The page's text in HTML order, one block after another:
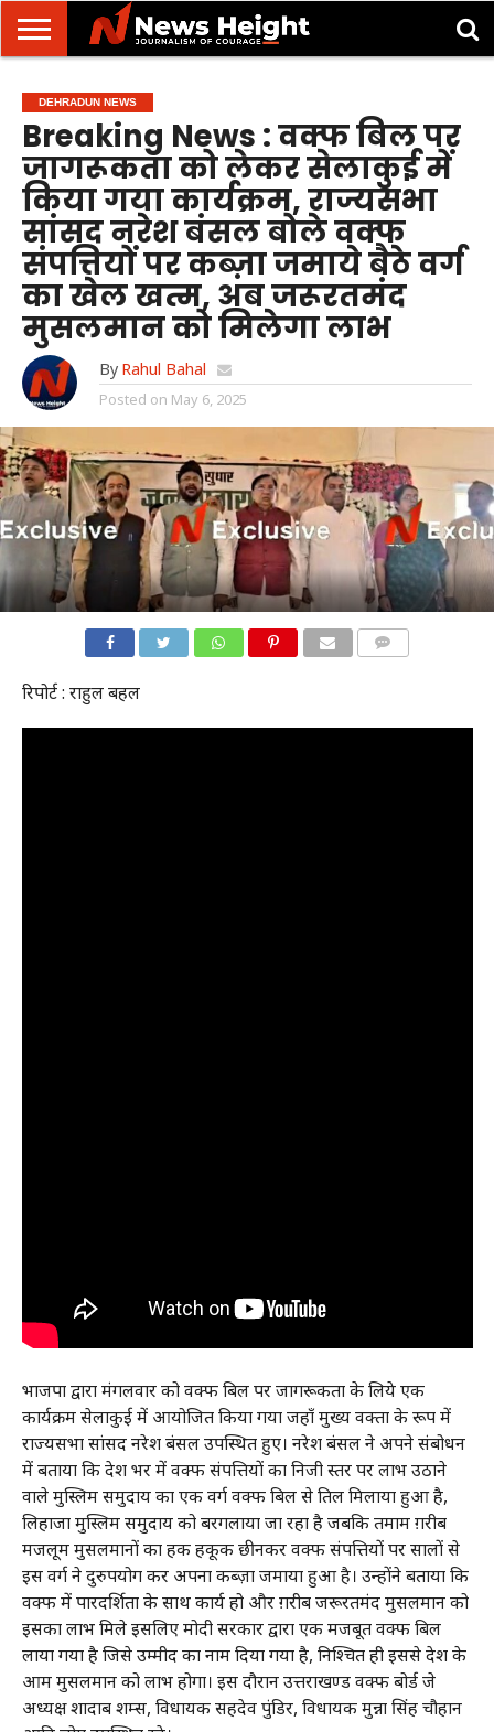
मसूरी
उत्तराखंड
उत्तरप्रदेश
राष्ट्रीय
अंतरराष्ट्रीय
क्राइम/
दुर्घटना
खेल/
मनोरंजन
ज्योतिष
शिक्षा
स्वास्थ्य
DEHRADUN NEWS
Breaking News : वक्फ बिल पर
जागरूकता को लेकर सेलाकुई में
किया गया कार्यक्रम, राज्यसभा
सांसद नरेश बंसल बोले वक्फ
संपत्तियों पर कब्ज़ा जमाये बैठे वर्ग
का खेल खत्म, अब जरूरतमंद
मुसलमान को मिलेगा लाभ
By Rahul Bahal
Posted on May 6, 2025
रिपोर्ट : राहुल बहल
भाजपा द्वारा मंगलवार को वक्फ बिल पर जागरूकता के लिये एक
कार्यक्रम सेलाकुई में आयोजित किया गया जहाँ मुख्य वक्ता के रूप में
राज्यसभा सांसद नरेश बंसल उपस्थित हुए। नरेश बंसल ने अपने संबोधन
में बताया कि देश भर में वक्फ संपत्तियों का निजी स्तर पर लाभ उठाने
वाले मुस्लिम समुदाय का एक वर्ग वक्फ बिल से तिल मिलाया हुआ है,
लिहाजा मुस्लिम समुदाय को बरगलाया जा रहा है जबकि तमाम ग़रीब
मजलूम मुसलमानों का हक हकूक छीनकर वक्फ संपत्तियों पर सालों से
इस वर्ग ने दुरुपयोग कर अपना कब्ज़ा जमाया हुआ है। उन्होंने बताया कि
वक्फ में पारदर्शिता के साथ कार्य हो और ग़रीब जरूरतमंद मुसलमान को
इसका लाभ मिले इसलिए मोदी सरकार द्वारा एक मजबूत वक्फ बिल
लाया गया है जिसे उम्मीद का नाम दिया गया है, निश्चित ही इससे देश के
आम मुसलमान को लाभ होगा। इस दौरान उत्तराखण्ड वक्फ बोर्ड जे
अध्यक्ष शादाब शम्स, विधायक सहदेव पुंडिर, विधायक मुन्ना सिंह चौहान